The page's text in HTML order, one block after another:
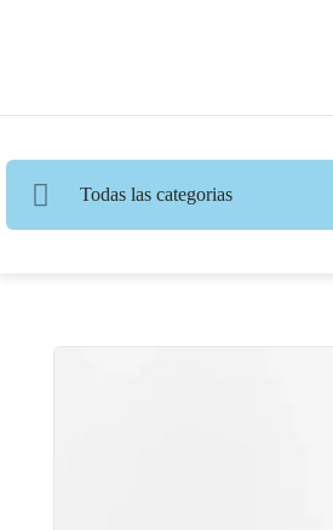
Todas las categorias